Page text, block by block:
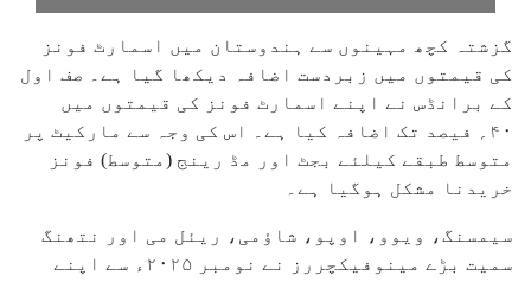
گزشتہ کچھ مہینوں سے ہندوستان میں اسمارٹ فونز
کی قیمتوں میں زبردست اضافہ دیکھا گیا ہے۔ صف اول
کے برانڈس نے اپنے اسمارٹ فونز کی قیمتوں میں
۴۰؍ فیصد تک اضافہ کیا ہے۔ اس کی وجہ سے مارکیٹ پر
متوسط طبقے کیلئے بجٹ اور مڈ رینج (متوسط) فونز
خریدنا مشکل ہوگیا ہے۔
سیمسنگ، ویوو، اوپو، شاؤمی، ریئل می اور نتھنگ
سمیت بڑے مینوفیکچررز نے نومبر ۲۰۲۵ء سے اپنے